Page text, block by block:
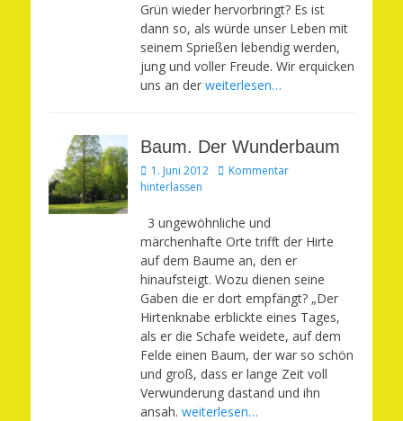
Grün wieder hervorbringt? Es ist
dann so, als würde unser Leben mit
seinem Sprießen lebendig werden,
jung und voller Freude. Wir erquicken
uns an der weiterlesen…
Baum. Der Wunderbaum
Veröffentlicht
am
1. Juni 2012
Kommentar
hinterlassen
3 ungewöhnliche und
märchenhafte Orte trifft der Hirte
auf dem Baume an, den er
hinaufsteigt. Wozu dienen seine
Gaben die er dort empfängt? „Der
Hirtenknabe erblickte eines Tages,
als er die Schafe weidete, auf dem
Felde einen Baum, der war so schön
und groß, dass er lange Zeit voll
Verwunderung dastand und ihn
ansah. weiterlesen…